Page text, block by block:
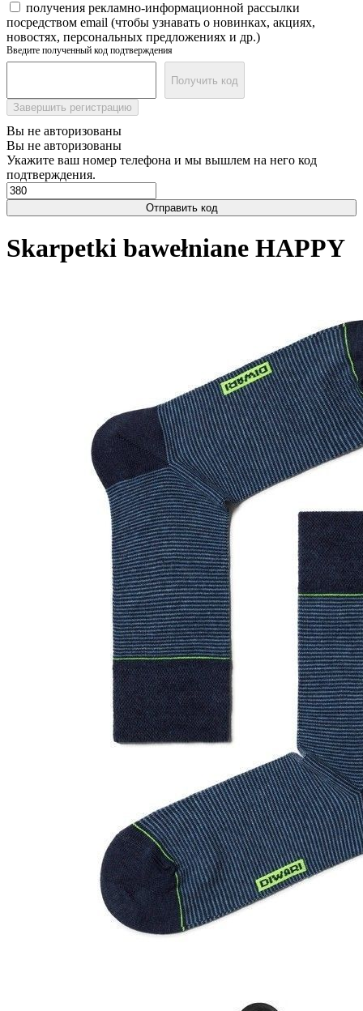
получения рекламно-информационной рассылки
посредством email (чтобы узнавать о новинках, акциях,
новостях, персональных предложениях и др.)
Введите полученный код подтверждения
Получить код
Завершить регистрацию
Вы не авторизованы
Вы не авторизованы
Укажите ваш номер телефона и мы вышлем на него код
подтверждения.
Отправить код
Skarpetki bawełniane HAPPY